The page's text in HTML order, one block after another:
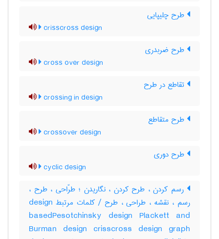
طرح چلیپایی
crisscross design
طرح ضربدری
cross over design
تقاطع در طرح
crossing in design
طرح متقاطع
crossover design
طرح دوری
cyclic design
رسم کردن ، طرح کردن ، نگاریدن ؛ طرّاحی ، طرح ،
رسم ، نقشه ، طراحی ، طرح / کلمات مرتبط design
basedPesotchinsky design Plackett and
Burman design crisscross design graph